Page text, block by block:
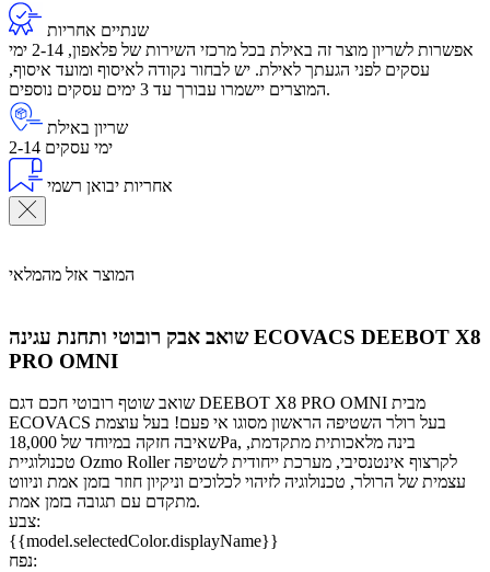
שנתיים אחריות
אפשרות לשריון מוצר זה באילת בכל מרכזי השירות של פלאפון, 2-14 ימי
עסקים לפני הגעתך לאילת. יש לבחור נקודה לאיסוף ומועד איסוף,
המוצרים יישמרו עבורך עד 3 ימים עסקים נוספים.
שריון באילת
2-14 ימי עסקים
אחריות יבואן רשמי
המוצר אזל מהמלאי
שואב אבק רובוטי ותחנת עגינה ECOVACS DEEBOT X8
PRO OMNI
שואב שוטף רובוטי חכם דגם DEEBOT X8 PRO OMNI מבית
ECOVACS בעל רולר השטיפה הראשון מסוגו אי פעם! בעל עוצמת
שאיבה חזקה במיוחד של 18,000Pa, בינה מלאכותית מתקדמת,
טכנולוגיית Ozmo Roller לקרצוף אינטנסיבי, מערכת ייחודית לשטיפה
עצמית של הרולר, טכנולוגיה לזיהוי לכלוכים וניקיון חוזר בזמן אמת וניווט
מתקדם עם תגובה בזמן אמת.
צבע:
{{model.selectedColor.displayName}}
נפח: